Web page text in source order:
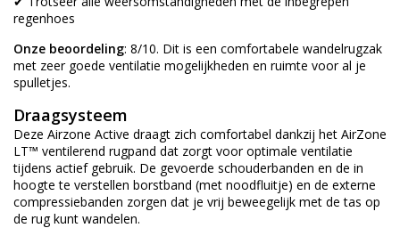
regenhoes
Onze beoordeling: 8/10. Dit is een comfortabele wandelrugzak
met zeer goede ventilatie mogelijkheden en ruimte voor al je
spulletjes.
Draagsysteem
Deze Airzone Active draagt zich comfortabel dankzij het AirZone
LT™ ventilerend rugpand dat zorgt voor optimale ventilatie
tijdens actief gebruik. De gevoerde schouderbanden en de in
hoogte te verstellen borstband (met noodfluitje) en de externe
compressiebanden zorgen dat je vrij beweegelijk met de tas op
de rug kunt wandelen.